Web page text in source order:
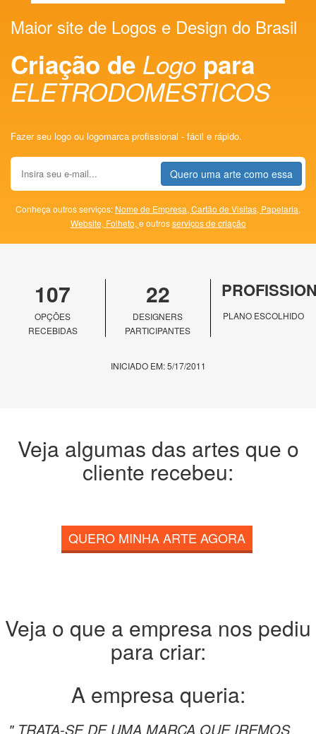
Maior site de Logos e Design do Brasil
Criação de Logo para
ELETRODOMESTICOS
Fazer seu logo ou logomarca profissional - fácil e rápido.
Quero uma arte como essa
Conheça outros serviços: Nome de Empresa, Cartão de Visitas, Papelaria,
Website, Folheto, e outrosserviços de criação
107
OPÇÕES
RECEBIDAS
22
DESIGNERS
PARTICIPANTES
PLANO ESCOLHIDO
INICIADO EM: 5/17/2011
Veja algumas das artes que o
cliente recebeu:
QUERO MINHA ARTE AGORA
Veja o que a empresa nos pediu
para criar:
A empresa queria:
" TRATA-SE DE UMA MARCA QUE IREMOS